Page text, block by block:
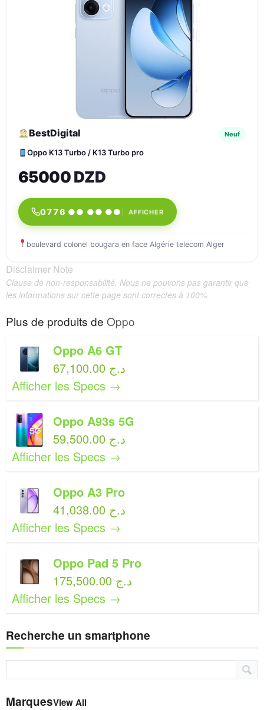
BestDigital Neuf
Oppo K13 Turbo / K13 Turbo pro
65000 DZD
0776 ●● ●● ●● AFFICHER
boulevard colonel bougara en face Algérie telecom Alger
Disclaimer Note
Clause de non-responsabilité. Nous ne pouvons pas garantir que
les informations sur cette page sont correctes à 100%.
Plus de produits de Oppo
Oppo A6 GT
67,100.00 د.ج
Afficher les Specs →
Oppo A93s 5G
59,500.00 د.ج
Afficher les Specs →
Oppo A3 Pro
41,038.00 د.ج
Afficher les Specs →
Oppo Pad 5 Pro
175,500.00 د.ج
Afficher les Specs →
Recherche un smartphone
MarquesView All